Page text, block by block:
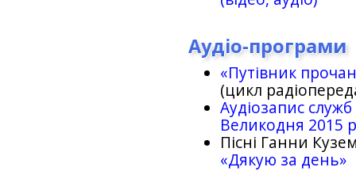
Аудіо-програми
«Путівник
(цикл
Аудіозапис
Великодня 2015
Пісні Ганни
«Дякую за день»